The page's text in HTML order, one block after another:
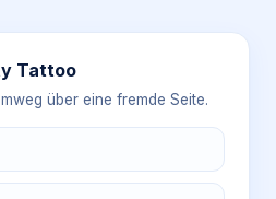
Tattoo
über eine fremde Seite.